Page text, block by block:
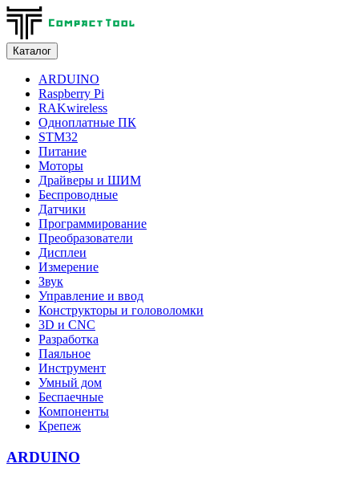
Каталог
ARDUINO
Raspberry Pi
RAKwireless
Одноплатные ПК
STM32
Питание
Моторы
Драйверы и ШИМ
Беспроводные
Датчики
Программирование
Преобразователи
Дисплеи
Измерение
Звук
Управление и ввод
Конструкторы и головоломки
3D и CNC
Разработка
Паяльное
Инструмент
Умный дом
Беспаечные
Компоненты
Крепеж
ARDUINO